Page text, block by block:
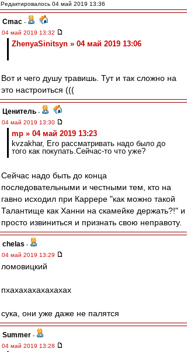
Редактировалось 04 май 2019 13:36
Cmac -
04 май 2019 13:32
ZhenyaSinitsyn » 04 май 2019 13:06
Вот и чего душу травишь. Тут и так сложно на
это настроиться (((
Ценитель -
04 май 2019 13:30
mp » 04 май 2019 13:23
kvzakhar, Его рассматривать надо было до
того как покупать.Сейчас-то что уже?
Сейчас надо быть до конца
последовательными и честными тем, кто на
гавно исходил при Каррере "как можно такой
Талантище как Ханни на скамейке держать?!" и
просто извиниться и признать свою неправоту.
chelas -
04 май 2019 13:29
ломовицкий
пхахахахахахахах
сука, они уже даже не палятся
Summer -
04 май 2019 13:28